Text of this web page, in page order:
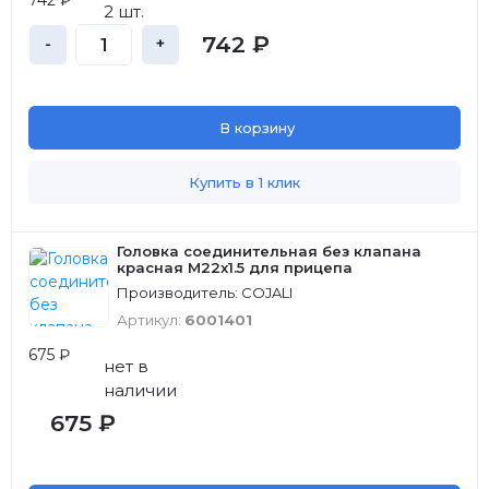
2 шт.
- + 742 ₽
В корзину
Купить в 1 клик
Головка соединительная без клапана
красная M22x1.5 для прицепа
Производитель: COJALI
Артикул: 6001401
675 ₽
нет в
наличии
675 ₽